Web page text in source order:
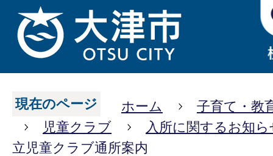
現在のページ ホーム
子育て・教
児童クラブ
入所に関するお知ら
立児童クラブ通所案内